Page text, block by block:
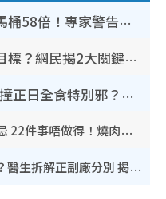
行李清潔｜車轆污糟過馬桶58倍！專家警告忌用酒精抹 教1招免污手除菌
裝修拆鐵閘隨時變賊人目標？網民揭2大關鍵用途：裝新式等於白裝？附新舊鐵閘分別
鬼門開2026｜農曆七月撞正日全食特別邪？專家警告切忌做一事！揭4大禁忌+2招保平安
鬼門開2026｜8.13鬼節禁忌 22件事唔做得！燒肉、刺身要少食？半夜勿吹口哨/打呢個電話
網傳公院改用內地/副廠藥？醫生拆解正副廠分別 揭4類人換藥隨時出事